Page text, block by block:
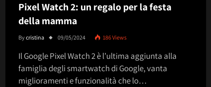
Pixel Watch 2: un regalo per la festa
della mamma
Bycristina 09/05/2024 186Views
Il Google Pixel Watch 2 è l’ultima aggiunta alla
famiglia degli smartwatch di Google, vanta
miglioramenti e funzionalità che lo…